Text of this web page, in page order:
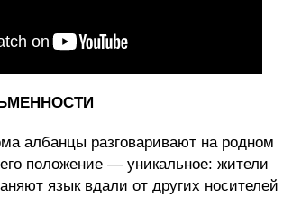
албанцы разговаривают на родном
положение — уникальное: жители
язык вдали от других носителей